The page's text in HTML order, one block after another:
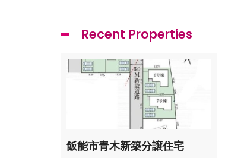
Recent Properties
飯能市青木新築分譲住宅